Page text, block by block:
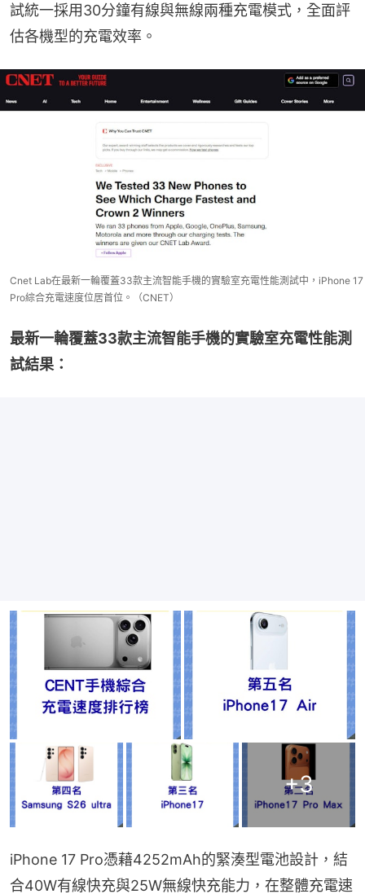
試統一採用30分鐘有線與無線兩種充電模式，全面評
估各機型的充電效率。
Cnet Lab在最新一輪覆蓋33款主流智能手機的實驗室充電性能測試中，iPhone 17
Pro綜合充電速度位居首位。（CNET）
最新一輪覆蓋33款主流智能手機的實驗室充電性能測
試結果：
+3
iPhone 17 Pro憑藉4252mAh的緊湊型電池設計，結
合40W有線快充與25W無線快充能力，在整體充電速